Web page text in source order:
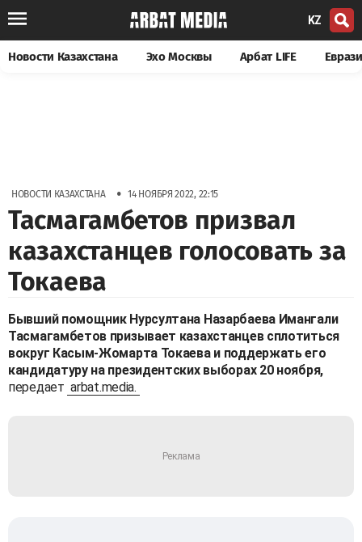
KZ
Новости Казахстана Эхо Москвы Арбат LIFE
НОВОСТИ КАЗАХСТАНА • 14 НОЯБРЯ 2022, 22:15
Тасмагамбетов призвал
казахстанцев голосовать за
Токаева
Бывший помощник Нурсултана Назарбаева Имангали
Тасмагамбетов призывает казахстанцев сплотиться
вокруг Касым-Жомарта Токаева и поддержать его
кандидатуру на президентских выборах 20 ноября,
передает arbat.media.